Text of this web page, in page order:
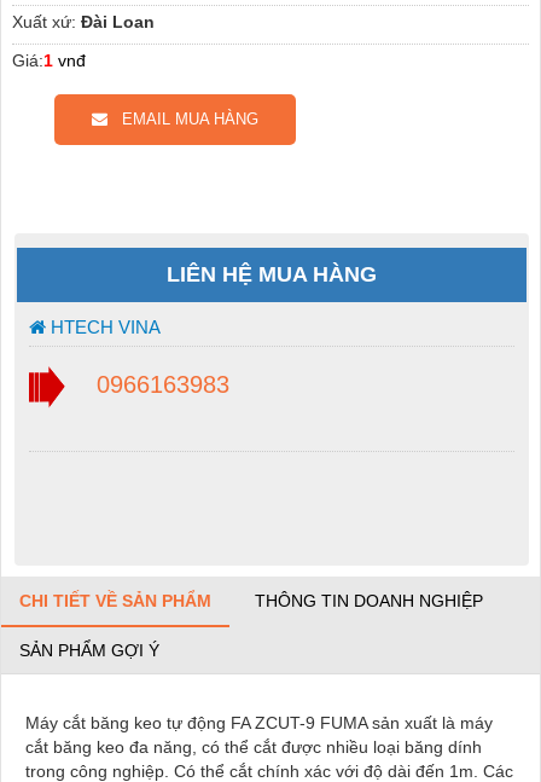
Xuất xứ: Đài Loan
Giá:1 vnđ
EMAIL MUA HÀNG
LIÊN HỆ MUA HÀNG
HTECH VINA
0966163983
CHI TIẾT VỀ SẢN PHẨM THÔNG TIN DOANH NGHIỆP
SẢN PHẨM GỢI Ý
Máy cắt băng keo tự động FA ZCUT-9 FUMA sản xuất là máy
cắt băng keo đa năng, có thể cắt được nhiều loại băng dính
trong công nghiệp. Có thể cắt chính xác với độ dài đến 1m. Các